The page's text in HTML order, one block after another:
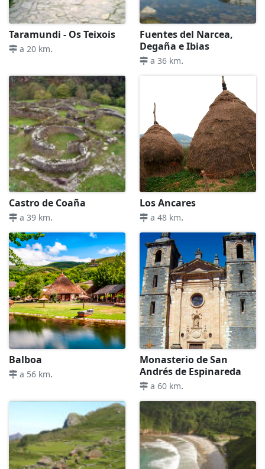
Taramundi - Os Teixois
a 20 km.
Fuentes del Narcea,
Degaña e Ibias
a 36 km.
Castro de Coaña
a 39 km.
Los Ancares
a 48 km.
Balboa
a 56 km.
Monasterio de San
Andrés de Espinareda
a 60 km.